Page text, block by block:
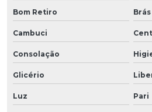
Bom Retiro Brás
Cambuci
Consolação
Glicério
Luz Pari